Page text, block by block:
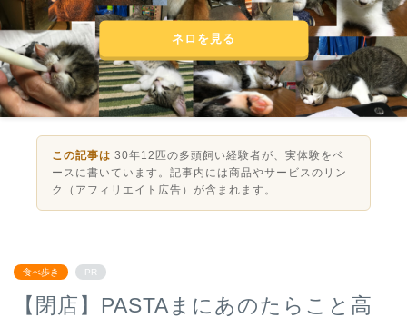
ネロを見る
この記事は 30年12匹の多頭飼い経験者が、実体験をベ
ースに書いています。記事内には商品やサービスのリン
ク（アフィリエイト広告）が含まれます。
食べ歩き PR
【閉店】PASTAまにあのたらこと高